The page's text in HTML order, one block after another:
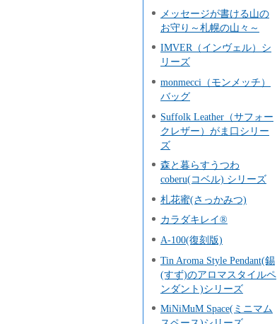
メッセージが書ける山の
お守り～札幌の山々～
IMVER（インヴェル）シ
リーズ
monmecci（モンメッチ）
バッグ
Suffolk Leather（サフォー
クレザー）がま口シリー
ズ
森と暮らすうつわ
coberu(コベル) シリーズ
札花蜜(さっかみつ)
カラダキレイ®
A-100(復刻版)
Tin Aroma Style Pendant(錫
(すず)のアロマスタイルペ
ンダント)シリーズ
MiNiMuM Space(ミニマム